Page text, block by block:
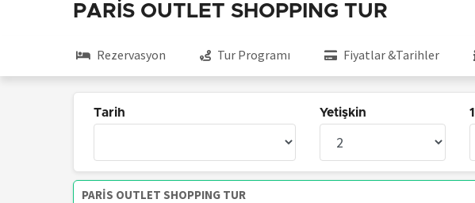
PARİS OUTLET SHOPPING TUR
Rezervasyon Tur Programı Fiyatlar &Tarihler
Tarih Yetişkin
PARİS OUTLET SHOPPING TUR